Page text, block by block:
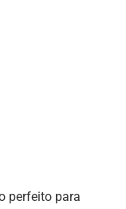
perfeito para